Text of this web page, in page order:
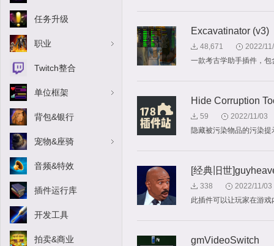
任务升级
职业
Twitch整合
单位框架
背包&银行
宠物&座骑
音频&特效
插件运行库
开发工具
拍卖&商业
Excavatinator (v3)
48,671
2022/
一款考古学助手插件，
Hide Corruption
59
2022/11/03
隐藏被污染物品的污染
[经典旧世
338
2022/11/03
此插件可以让玩家在游
gmVideoSwitch